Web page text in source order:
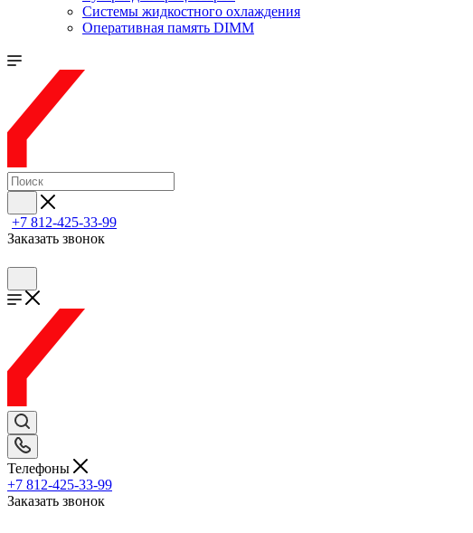
Системы жидкостного охлаждения
Оперативная память DIMM
+7 812-425-33-99
Заказать звонок
Телефоны
+7 812-425-33-99
Заказать звонок